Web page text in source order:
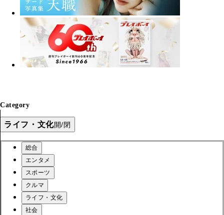
Category
ライフ・文化開/閉
総合
エンタメ
スポーツ
クルマ
ライフ・文化
社会